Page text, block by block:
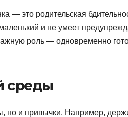
— это родительская
и не умеет
роль — одновременно
среды
но и привычки. Например,